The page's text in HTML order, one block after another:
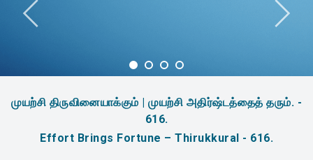
முயற்சி திருவினையாக்கும் | முயற்சி அதிர்ஷ்டத்தைத் தரும். -
616.
Effort Brings Fortune – Thirukkural - 616.